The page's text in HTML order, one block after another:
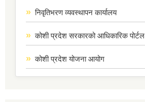
निवृतिभरण व्यवस्थापन कार्यालय
कोशी प्रदेश सरकारको आधिकारिक पोर्टल
कोशी प्रदेश योजना आयोग